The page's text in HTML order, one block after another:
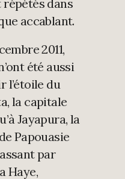
dans
accablant.
2011,
été aussi
l’étoile du
la capitale
Jayapura, la
Papouasie
par
Haye,